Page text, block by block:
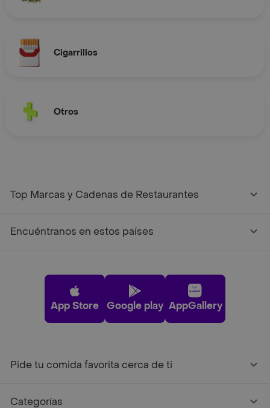
Cigarrillos
Otros
Top Marcas y Cadenas de Restaurantes
Encuéntranos en estos países
App Store Google play AppGallery
Pide tu comida favorita cerca de ti
Categorías